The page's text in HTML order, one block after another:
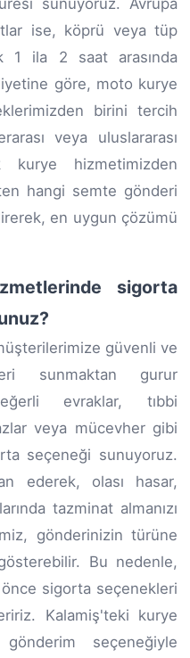
ise, köprü veya tüp
1 ila 2 saat arasında
göre, moto kurye
birini tercih
veya uluslararası
hizmetimizden
hangi semte gönderi
en uygun çözümü
sigorta
güvenli ve
sunmaktan gurur
evraklar, tıbbi
veya mücevher gibi
seçeneği sunuyoruz.
ederek, olası hasar,
tazminat almanızı
gönderinizin türüne
Bu nedenle,
sigorta seçenekleri
Kalamiş'teki kurye
seçeneğiyle